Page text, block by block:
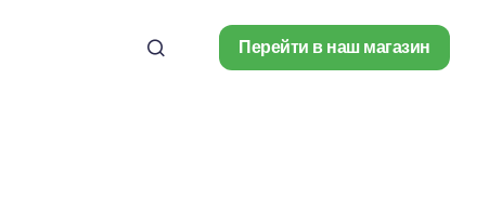
Перейти в наш магазин